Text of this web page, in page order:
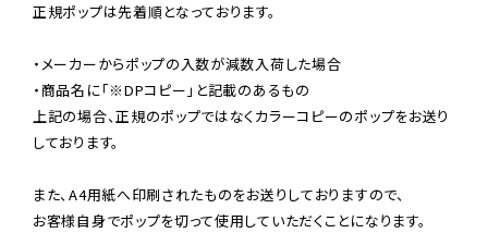
正規ポップは先着順となっております。
・メーカーからポップの入数が減数入荷した場合
・商品名に「※DPコピー」と記載のあるもの
上記の場合、正規のポップではなくカラーコピーのポップをお送り
しております。
また、A4用紙へ印刷されたものをお送りしておりますので、
お客様自身でポップを切って使用していただくことになります。